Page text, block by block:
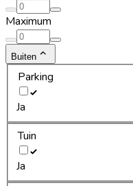
Maximum
Buiten
Parking
Ja
Tuin
Ja